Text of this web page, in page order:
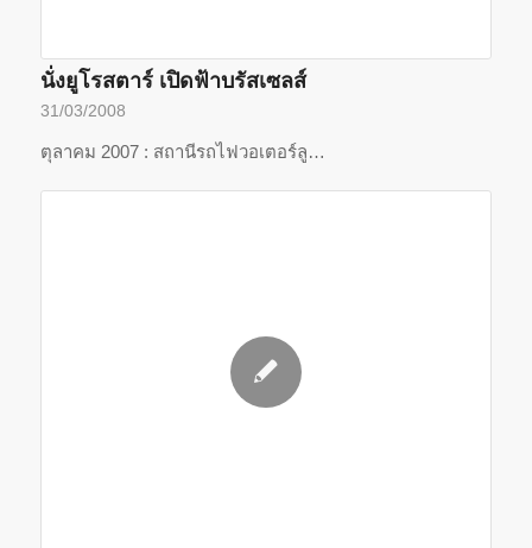
นั่งยูโรสตาร์ เปิดฟ้าบรัสเซลส์
31/03/2008
ตุลาคม 2007 : สถานีรถไฟวอเตอร์ลู…